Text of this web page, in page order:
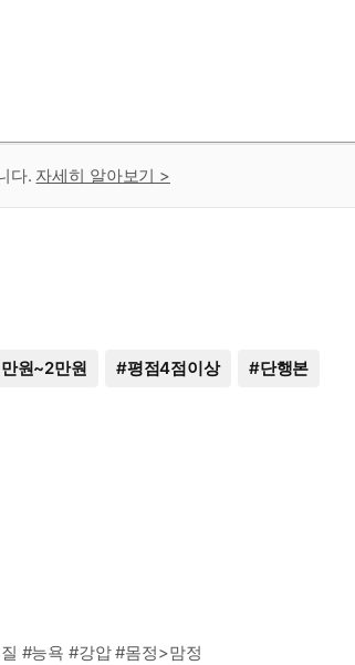
다. 자세히 알아보기 >
원~2만원 #평점4점이상 #단행본
#능욕 #강압 #몸정>맘정